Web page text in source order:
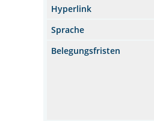
Hyperlink
Sprache
Belegungsfristen